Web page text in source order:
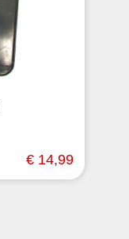
€ 14,99